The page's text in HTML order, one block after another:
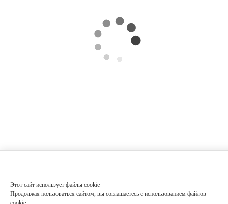
Этот сайт использует файлы cookie
Продолжая пользоваться сайтом, вы соглашаетесь с использованием файлов